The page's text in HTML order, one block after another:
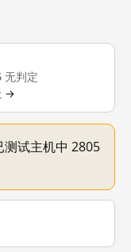
无判定
→
试主机中 2805